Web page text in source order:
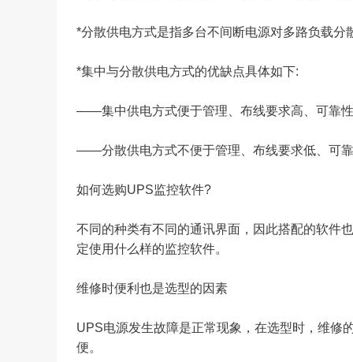
*分散供电方式是指多台不间断电源对多路负载分
*集中与分散供电方式的优缺点具体如下:
——集中供电方式便于管理、布线要求高、可靠
——分散供电方式不便于管理、布线要求低、可
如何选购UPS监控软件?
不同的种类有不同的通讯界面，因此搭配的软件
定使用什么样的监控软件。
维修时便利也是选型的因素
UPS电源发生故障是正常现象，在选型时，维修
便。